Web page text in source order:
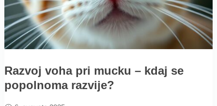
Razvoj voha pri mucku – kdaj se
popolnoma razvije?